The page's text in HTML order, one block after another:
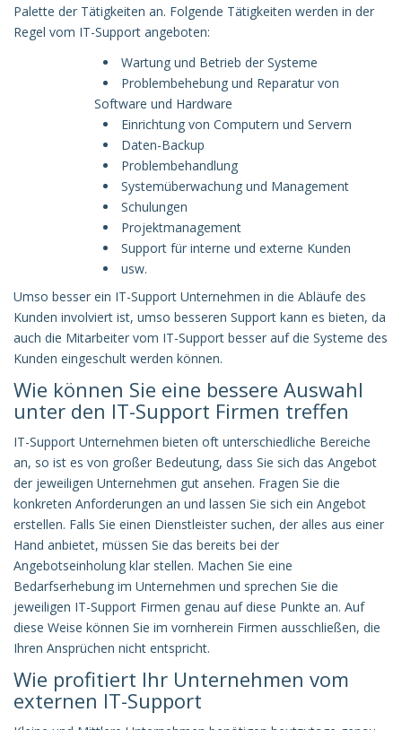
Palette der Tätigkeiten an. Folgende Tätigkeiten werden in der
Regel vom IT-Support angeboten:
Wartung und Betrieb der Systeme
Problembehebung und Reparatur von
Software und Hardware
Einrichtung von Computern und Servern
Daten-Backup
Problembehandlung
Systemüberwachung und Management
Schulungen
Projektmanagement
Support für interne und externe Kunden
usw.
Umso besser ein IT-Support Unternehmen in die Abläufe des
Kunden involviert ist, umso besseren Support kann es bieten, da
auch die Mitarbeiter vom IT-Support besser auf die Systeme des
Kunden eingeschult werden können.
Wie können Sie eine bessere Auswahl
unter den IT-Support Firmen treffen
IT-Support Unternehmen bieten oft unterschiedliche Bereiche
an, so ist es von großer Bedeutung, dass Sie sich das Angebot
der jeweiligen Unternehmen gut ansehen. Fragen Sie die
konkreten Anforderungen an und lassen Sie sich ein Angebot
erstellen. Falls Sie einen Dienstleister suchen, der alles aus einer
Hand anbietet, müssen Sie das bereits bei der
Angebotseinholung klar stellen. Machen Sie eine
Bedarfserhebung im Unternehmen und sprechen Sie die
jeweiligen IT-Support Firmen genau auf diese Punkte an. Auf
diese Weise können Sie im vornherein Firmen ausschließen, die
Ihren Ansprüchen nicht entspricht.
Wie profitiert Ihr Unternehmen vom
externen IT-Support